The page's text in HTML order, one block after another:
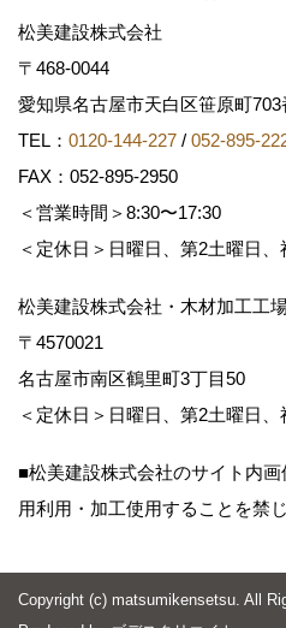
松美建設株式会社
〒468-0044
愛知県名古屋市天白区笹原町
TEL： 0120-144-227 / 052-895-
FAX：052-895-2950
＜営業時間＞8:30〜17:30
＜定休日＞日曜日、第2土曜日、
松美建設株式会社・木材加工工
〒4570021
名古屋市南区鶴里町3丁目50
＜定休日＞日曜日、第2土曜日、
■松美建設株式会社のサイト内
用利用・加工使用することを禁じ
Copyright (c) matsumikensetsu. All